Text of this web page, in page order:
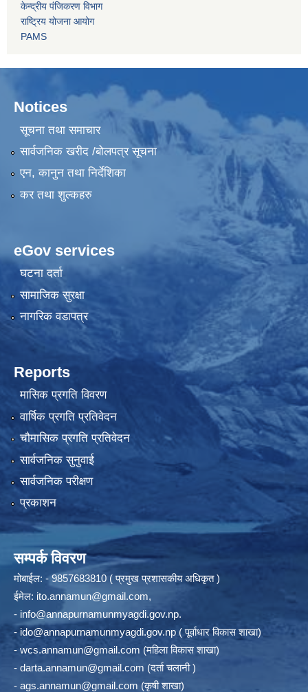
केन्द्रीय पंजिकरण विभाग
राष्ट्रिय योजना आयोग
PAMS
Notices
सूचना तथा समाचार
सार्वजनिक खरीद /बोलपत्र सूचना
एन, कानुन तथा निर्देशिका
कर तथा शुल्कहरु
eGov services
घटना दर्ता
सामाजिक सुरक्षा
नागरिक वडापत्र
Reports
मासिक प्रगति विवरण
वार्षिक प्रगति प्रतिवेदन
चौमासिक प्रगति प्रतिवेदन
सार्वजनिक सुनुवाई
सार्वजनिक परीक्षण
प्रकाशन
सम्पर्क विवरण
मोबाईल: - 9857683810 ( प्रमुख प्रशासकीय अधिकृत )
ईमेल: ito.annamun@gmail.com,
- info@annapurnamunmyagdi.gov.np.
- ido@annapurnamunmyagdi.gov.np ( पूर्वाधार विकास शाखा)
- wcs.annamun@gmail.com (महिला विकास शाखा)
- darta.annamun@gmail.com (दर्ता चलानी )
- ags.annamun@gmail.com (कृषी शाखा)